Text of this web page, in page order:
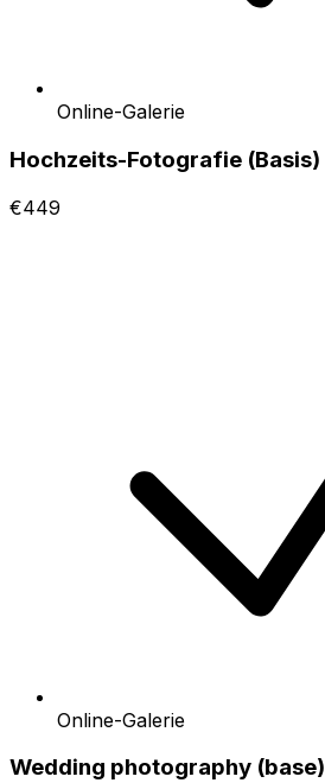
Online-Galerie
Hochzeits-Fotografie (Basis)
€449
Online-Galerie
Wedding photography (base)